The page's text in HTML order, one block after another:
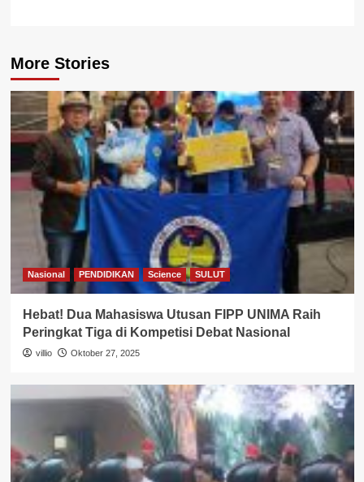
More Stories
Nasional PENDIDIKAN Science SULUT
Hebat! Dua Mahasiswa Utusan FIPP UNIMA Raih
Peringkat Tiga di Kompetisi Debat Nasional
villio Oktober 27, 2025